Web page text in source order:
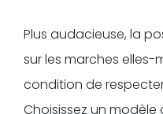
Plus audacieuse, la
sur les marches elles-
condition de
Choisissez un